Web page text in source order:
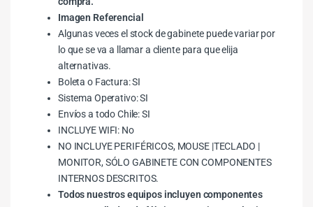
Imagen Referencial
Algunas veces el stock de gabinete puede variar por
lo que se va a llamar a cliente para que elija
alternativas.
Boleta o Factura: SI
Sistema Operativo: SI
Envíos a todo Chile: SI
INCLUYE WIFI: No
NO INCLUYE PERIFÉRICOS, MOUSE |TECLADO |
MONITOR, SÓLO GABINETE CON COMPONENTES
INTERNOS DESCRITOS.
Todos nuestros equipos incluyen componentes